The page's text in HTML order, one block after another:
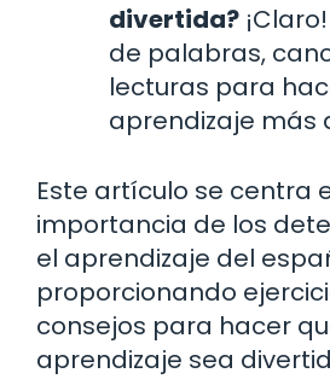
divertida?
de palabras,
lecturas para
aprendizaje más
Este artículo se centra
importancia de los
el aprendizaje del
proporcionando
consejos para hacer
aprendizaje sea